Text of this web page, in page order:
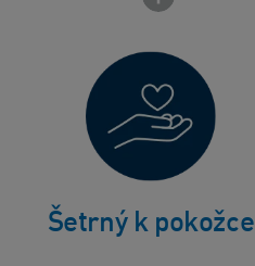
Šetrný k pokožce
Optimální
účinnost a
zároveň
šetrnost k
pokožce